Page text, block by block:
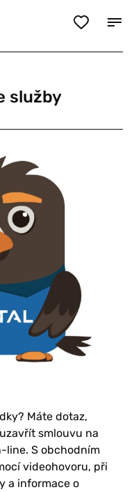
služby
Máte dotaz,
smlouvu na
line. S obchodním
videohovoru, při
a informace o